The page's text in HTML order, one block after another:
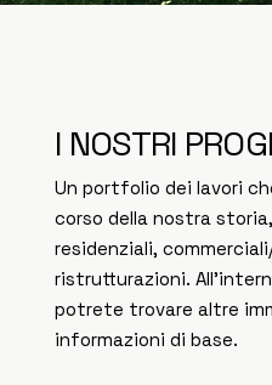
I NOSTRI
Un portfolio dei lavori
corso della nostra
residenziali,
ristrutturazioni.
potrete trovare altre
informazioni di base.